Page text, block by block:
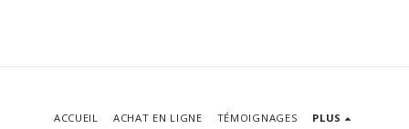
ACCUEIL ACHAT EN LIGNE TÉMOIGNAGES PLUS